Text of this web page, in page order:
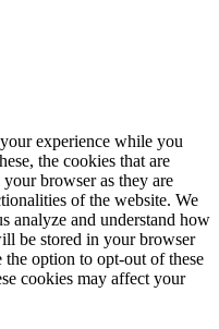
experience while you
the cookies that are
your browser as they are
of the website. We
analyze and understand how
be stored in your browser
option to opt-out of these
cookies may affect your